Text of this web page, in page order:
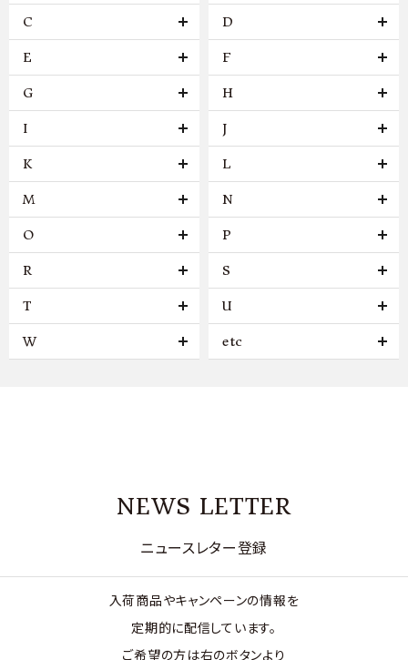
C D
E F
G H
I J
K L
M N
O P
R S
T U
W etc
NEWS LETTER
ニュースレター登録
入荷商品やキャンペーンの情報を
定期的に配信しています。
ご希望の方は右のボタンより